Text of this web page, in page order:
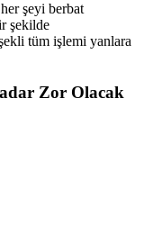
her şeyi berbat
şekilde
tüm işlemi yanlara
Zor Olacak